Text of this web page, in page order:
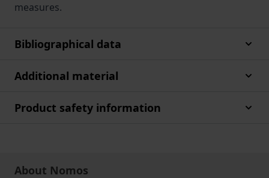
measures.
Bibliographical data
Additional material
Product safety information
About Nomos